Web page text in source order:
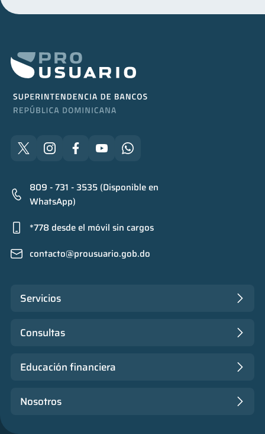
809 - 731 - 3535 (Disponible en
WhatsApp)
*778 desde el móvil sin cargos
contacto@prousuario.gob.do
Servicios
Consultas
Educación financiera
Nosotros